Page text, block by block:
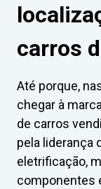
carros
Até porque,
chegar à
de carros
pela liderança
eletrificação,
componentes